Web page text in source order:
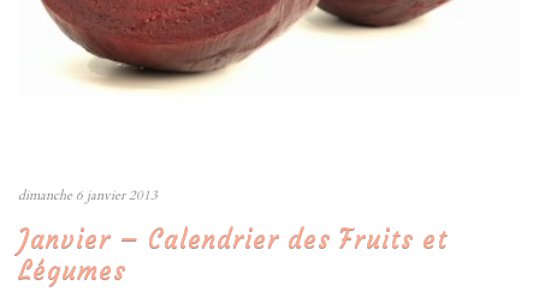
dimanche 6 janvier 2013
Janvier – Calendrier des Fruits et
Légumes